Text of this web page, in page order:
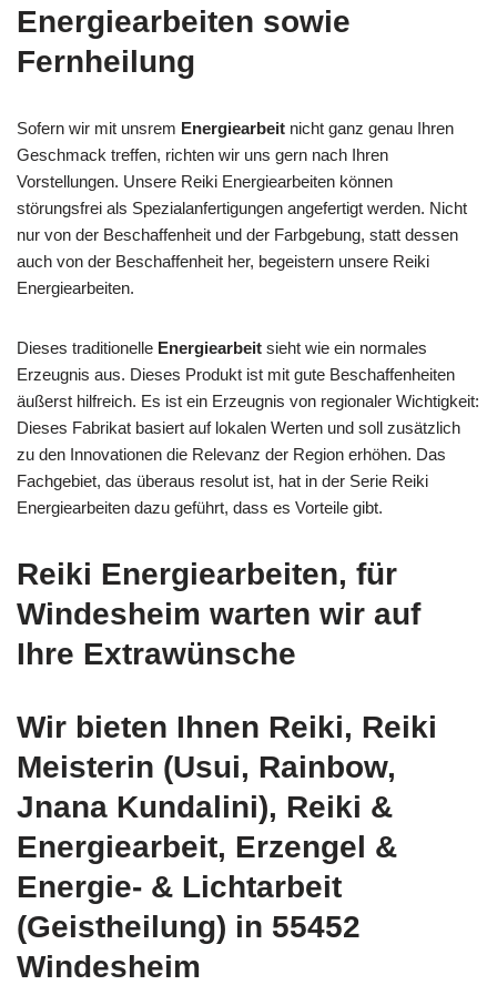
Energiearbeiten sowie
Fernheilung
Sofern wir mit unsrem Energiearbeit nicht ganz genau Ihren
Geschmack treffen, richten wir uns gern nach Ihren
Vorstellungen. Unsere Reiki Energiearbeiten können
störungsfrei als Spezialanfertigungen angefertigt werden. Nicht
nur von der Beschaffenheit und der Farbgebung, statt dessen
auch von der Beschaffenheit her, begeistern unsere Reiki
Energiearbeiten.
Dieses traditionelle Energiearbeit sieht wie ein normales
Erzeugnis aus. Dieses Produkt ist mit gute Beschaffenheiten
äußerst hilfreich. Es ist ein Erzeugnis von regionaler Wichtigkeit:
Dieses Fabrikat basiert auf lokalen Werten und soll zusätzlich
zu den Innovationen die Relevanz der Region erhöhen. Das
Fachgebiet, das überaus resolut ist, hat in der Serie Reiki
Energiearbeiten dazu geführt, dass es Vorteile gibt.
Reiki Energiearbeiten, für
Windesheim warten wir auf
Ihre Extrawünsche
Wir bieten Ihnen Reiki, Reiki
Meisterin (Usui, Rainbow,
Jnana Kundalini), Reiki &
Energiearbeit, Erzengel &
Energie- & Lichtarbeit
(Geistheilung) in 55452
Windesheim